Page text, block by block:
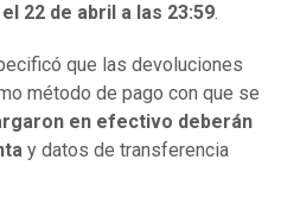
22 de abril a las 23:59.
que las devoluciones
método de pago con que se
en efectivo deberán
y datos de transferencia